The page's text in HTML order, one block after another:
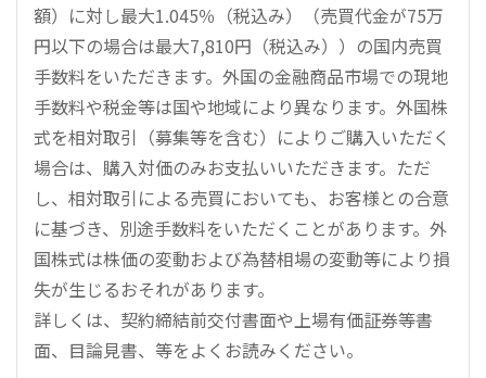
額）に対し最大1.045％（税込み）（売買代金が75万
円以下の場合は最大7,810円（税込み））の国内売買
手数料をいただきます。外国の金融商品市場での現地
手数料や税金等は国や地域により異なります。外国株
式を相対取引（募集等を含む）によりご購入いただく
場合は、購入対価のみお支払いいただきます。ただ
し、相対取引による売買においても、お客様との合意
に基づき、別途手数料をいただくことがあります。外
国株式は株価の変動および為替相場の変動等により損
失が生じるおそれがあります。
詳しくは、契約締結前交付書面や上場有価証券等書
面、目論見書、等をよくお読みください。